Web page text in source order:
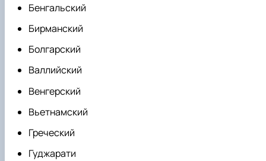
Бенгальский
Бирманский
Болгарский
Валлийский
Венгерский
Вьетнамский
Греческий
Гуджарати